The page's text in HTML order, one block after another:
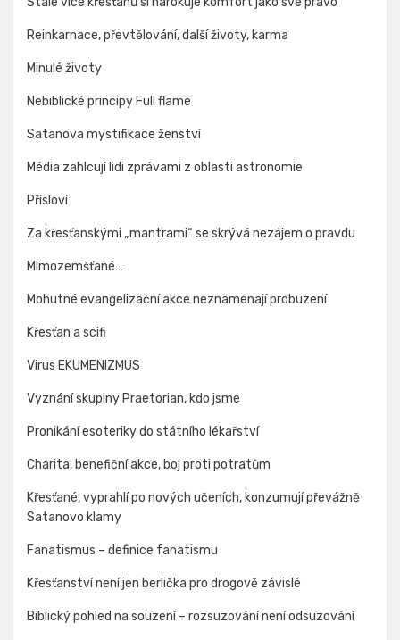
Reinkarnace, převtělování, další životy, karma
Minulé životy
Nebiblické principy Full flame
Satanova mystifikace ženství
Média zahlcují lidi zprávami z oblasti astronomie
Přísloví
Za křesťanskými „mantrami“ se skrývá nezájem o pravdu
Mimozemšťané…
Mohutné evangelizační akce neznamenají probuzení
Křesťan a scifi
Virus EKUMENIZMUS
Vyznání skupiny Praetorian, kdo jsme
Pronikání esoteriky do státního lékařství
Charita, benefiční akce, boj proti potratům
Křesťané, vyprahlí po nových učeních, konzumují převážně
Satanovo klamy
Fanatismus – definice fanatismu
Křesťanství není jen berlička pro drogově závislé
Biblický pohled na souzení – rozsuzování není odsuzování